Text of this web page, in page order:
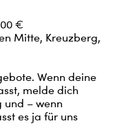
Wenn deine
melde dich
und – wenn
es ja für uns